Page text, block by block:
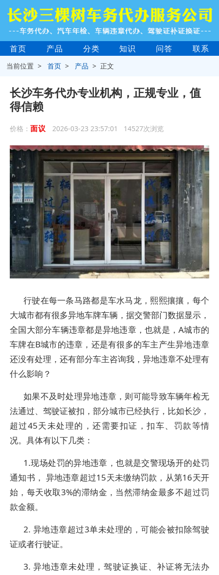
首页 产品 分类 知识 问答 联系
当前位置 >首页 > 产品 > 正文
长沙车务代办专业机构，正规专业，值
得信赖
价格： 面议 2026-03-23 23:57:01 14527次浏览
行驶在每一条马路都是车水马龙，熙熙攘攘，每个
大城市都有很多异地车牌车辆，据交警部门数据显示，
全国大部分车辆违章都是异地违章，也就是，A城市的
车牌在B城市的违章，还是有很多的车主产生异地违章
还没有处理，还有部分车主咨询我，异地违章不处理有
什么影响？
如果不及时处理异地违章，则可能导致车辆年检无
法通过、驾驶证被扣，部分城市已经执行，比如长沙，
超过45天未处理的，还需要扣证，扣车、罚款等情
况。具体有以下几类：
1.现场处罚的异地违章，也就是交警现场开的处罚
通知书， 异地违章超过15天未缴纳罚款，从第16天开
始，每天收取3%的滞纳金，当然滞纳金最多不超过罚
款金额。
2. 异地违章超过3单未处理的，可能会被扣除驾驶
证或者行驶证。
3. 异地违章未处理，驾驶证换证、补证将无法办